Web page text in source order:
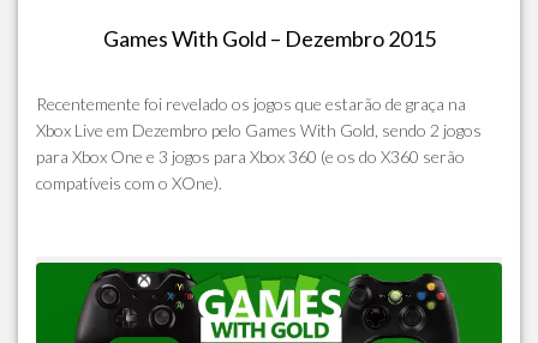
Games With Gold – Dezembro 2015
Recentemente foi revelado os jogos que estarão de graça na
Xbox Live em Dezembro pelo Games With Gold, sendo 2 jogos
para Xbox One e 3 jogos para Xbox 360 (e os do X360 serão
compatíveis com o XOne).